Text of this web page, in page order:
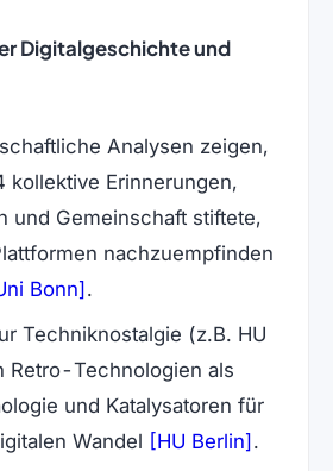
Digitalgeschichte und
Analysen zeigen,
kollektive Erinnerungen,
und Gemeinschaft stiftete,
nachzuempfinden
Bonn] (öffnet in neuem Tab)
.
Techniknostalgie (z.B. HU
Retro-Technologien als
und Katalysatoren für
Wandel [HU Berlin] (öffnet
.